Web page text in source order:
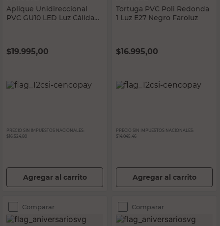
Aplique Unidireccional
PVC GU10 LED Luz Cálida
$19.995,00
PRECIO SIN IMPUESTOS NACIONALES:
$16.524,80
Agregar al carrito
Tortuga PVC Poli Redonda
1 Luz E27 Negro Faroluz
$16.995,00
PRECIO SIN IMPUESTOS NACIONALES:
$14.045,46
Agregar al carrito
Comparar Comparar